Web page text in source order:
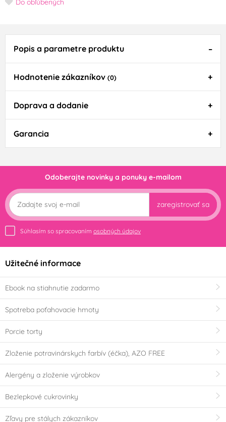
Do obľúbených
Popis a parametre produktu
Hodnotenie zákazníkov (0)
Doprava a dodanie
Garancia
Odoberajte novinky a ponuky e-mailom
zaregistrovať sa
Súhlasím so spracovaním osobných údajov
Užitečné informace
Ebook na stiahnutie zadarmo
Spotreba poťahovacie hmoty
Porcie torty
Zloženie potravinárskych farbív (éčka), AZO FREE
Alergény a zloženie výrobkov
Bezlepkové cukrovinky
Zľavy pre stálych zákazníkov